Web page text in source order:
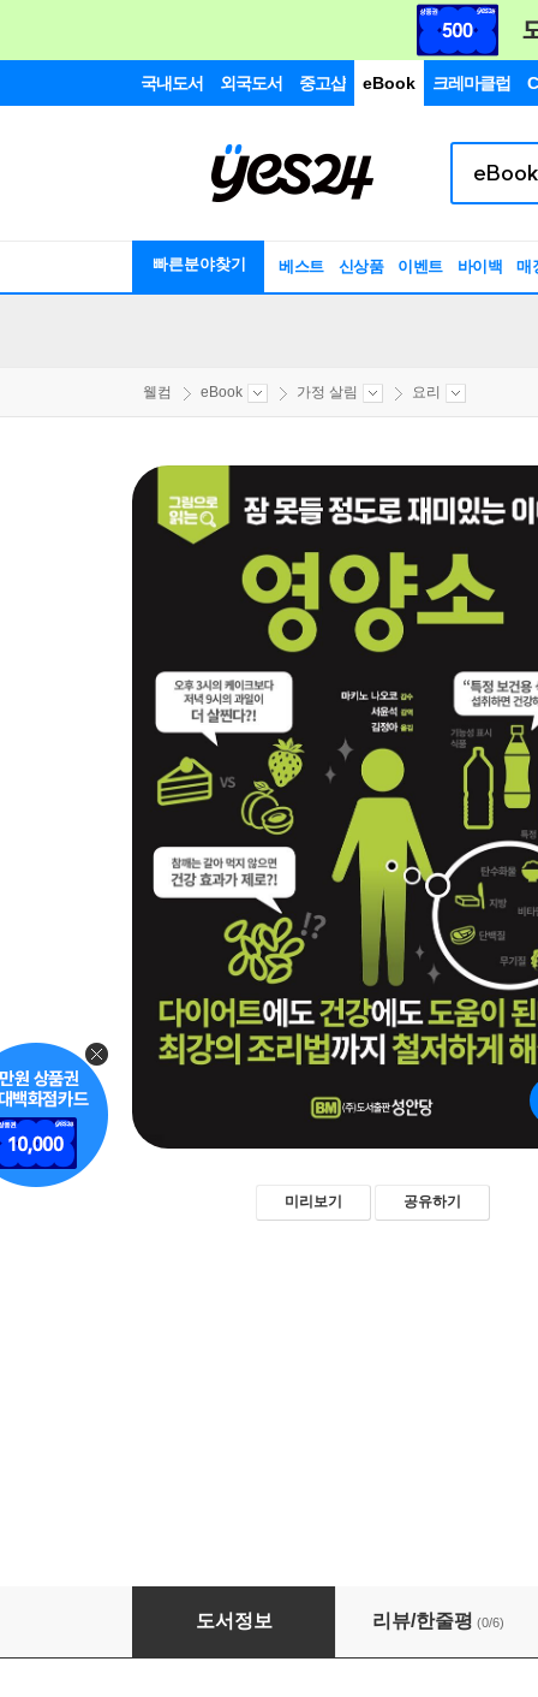
국내도서 외국도서 중고샵 eBook 크레마클럽
빠른분야찾기 베스트 신상품 이벤트 바이백 매
웰컴 eBook 가정 살림 요리
미리보기 공유하기
도서정보 리뷰/한줄평 (0/6)